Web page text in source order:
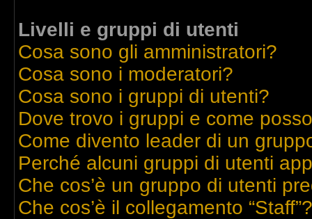
Livelli e gruppi di utenti
Cosa sono gli amministratori?
Cosa sono i moderatori?
Cosa sono i gruppi di utenti?
Dove trovo i gruppi e come
Come divento leader di un
Perché alcuni gruppi di utenti
Che cos’è un gruppo di utenti
Che cos’è il collegamento “Staff”?